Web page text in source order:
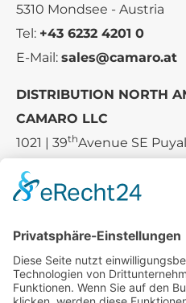
5310 Mondsee - Austria
Tel: +43 6232 4201 0
E-Mail: sales@camaro.at
DISTRIBUTION NORTH
CAMARO LLC
1021 | 39thAvenue SE
Tel.:+1 253-867-57 35
Unternehmen